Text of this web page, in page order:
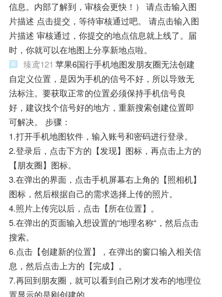
信息。内部了解到，审核会更快！） 请点击输入图
片描述 点击提交，等待审核通过吧。 请点击输入图
片描述 审核通过，你提交的地点信息就上线了。届
时，你就可以在地图上分享新地点啦。
臻鸢121 苹果6国行手机地图发朋友圈无法创建
自定义位置，是因为手机的信号不好，所以导致无
法标注。要获取正常的位置必须保持手机信号良
好，建议找个信号好的地方，重新搜索创建位置即
可解决。 步骤：
1.打开手机地图软件，输入账号和密码进行登录。
2.登录后，点击下方的【发现】图标，再点击上方的
【朋友圈】图标。
3.在弹出的界面，点击手机屏幕右上角的【照相机】
图标，然后根据自己的需求选择上传的照片。
4.照片上传完以后，点击【所在位置】。
5.在弹出的页面输入想设置的“地理名称“，然后点击
搜索。
6.点击【创建新的位置】，在弹出的窗口输入相关信
息，然后点击上方的【完成】。
7.再回到朋友圈，就可以看到自己刚才发布的地理位